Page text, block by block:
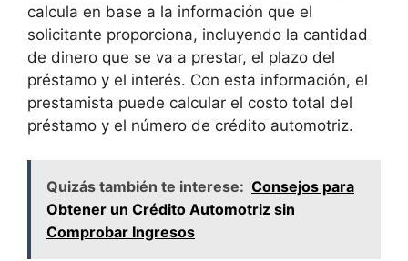
calcula en base a la información que el
solicitante proporciona, incluyendo la cantidad
de dinero que se va a prestar, el plazo del
préstamo y el interés. Con esta información, el
prestamista puede calcular el costo total del
préstamo y el número de crédito automotriz.
Quizás también te interese: Consejos para
Obtener un Crédito Automotriz sin
Comprobar Ingresos